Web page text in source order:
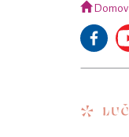
Domov